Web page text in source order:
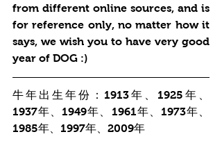
from different online sources, and is
for reference only, no matter how it
says, we wish you to have very good
year of DOG :)
牛年出生年份：1913年、1925年、
1937年、1949年、1961年、1973年、
1985年、1997年、2009年